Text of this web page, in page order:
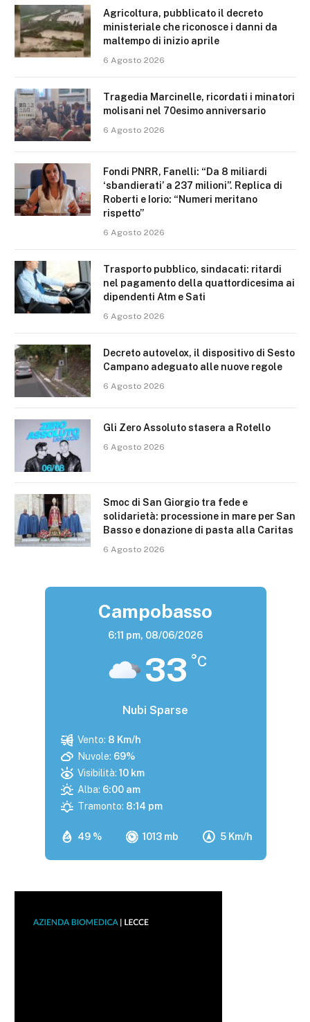
Agricoltura, pubblicato il decreto
ministeriale che riconosce i danni da
maltempo di inizio aprile
6 Agosto 2026
Tragedia Marcinelle, ricordati i minatori
molisani nel 70esimo anniversario
6 Agosto 2026
Fondi PNRR, Fanelli: “Da 8 miliardi
‘sbandierati’ a 237 milioni”. Replica di
Roberti e Iorio: “Numeri meritano
rispetto”
6 Agosto 2026
Trasporto pubblico, sindacati: ritardi
nel pagamento della quattordicesima ai
dipendenti Atm e Sati
6 Agosto 2026
Decreto autovelox, il dispositivo di Sesto
Campano adeguato alle nuove regole
6 Agosto 2026
Gli Zero Assoluto stasera a Rotello
6 Agosto 2026
Smoc di San Giorgio tra fede e
solidarietà: processione in mare per San
Basso e donazione di pasta alla Caritas
6 Agosto 2026
Campobasso
6:11 pm, 08/06/2026
33 °C
Nubi Sparse
49 % 1013 mb 5 Km/h
Vento: 8 Km/h
Nuvole: 69%
Visibilità: 10 km
Alba: 6:00 am
Tramonto: 8:14 pm